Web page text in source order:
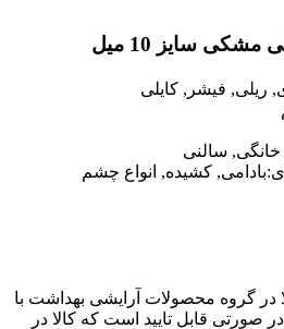
سایز 10 میل
ریلی, فیشر, کایلی
سالنی
بادامی, کشیده, انواع چشم
گروه محصولات آرایشی بهداشت با
صورتی قابل تایید است که کالا در